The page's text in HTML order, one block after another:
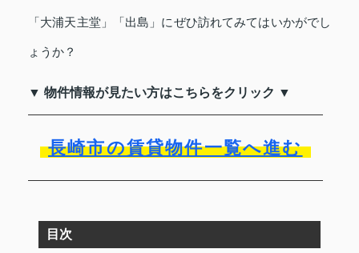
「大浦天主堂」「出島」にぜひ訪れてみてはいかがでし
ょうか？
▼ 物件情報が見たい方はこちらをクリック ▼
長崎市の賃貸物件一覧へ進む
目次